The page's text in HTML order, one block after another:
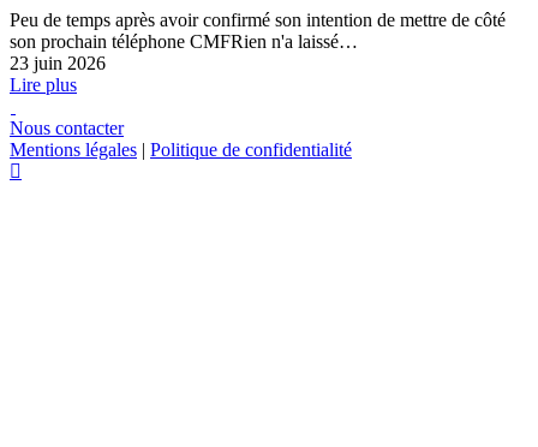
Peu de temps après avoir confirmé son intention de mettre de côté
son prochain téléphone CMFRien n'a laissé…
23 juin 2026
Lire plus
Nous contacter
Mentions légales | Politique de confidentialité